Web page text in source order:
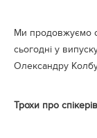
Ми продовжуємо
сьогодні у
Олександру
Трохи про